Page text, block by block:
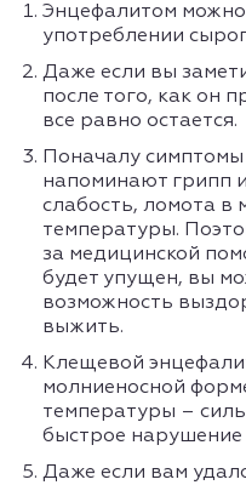
Энцефалитом можно
употреблении
Даже если вы
после того, как он
все равно остается.
Поначалу
напоминают грипп
слабость, ломота
температуры.
за медицинской
будет упущен, вы
возможность
выжить.
Клещевой
молниеносной
температуры –
быстрое нарушение
Даже если вам